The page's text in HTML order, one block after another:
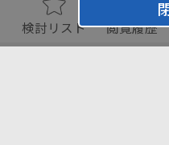
検討リスト 閲覧履歴